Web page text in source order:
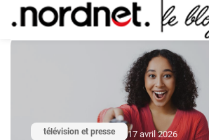
télévision et presse 17 avril 2026